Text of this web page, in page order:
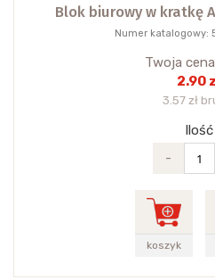
Blok biurowy w kratkę
Numer katalogowy:
Twoja
2.90
3.57 zł
Ilość
-
koszyk